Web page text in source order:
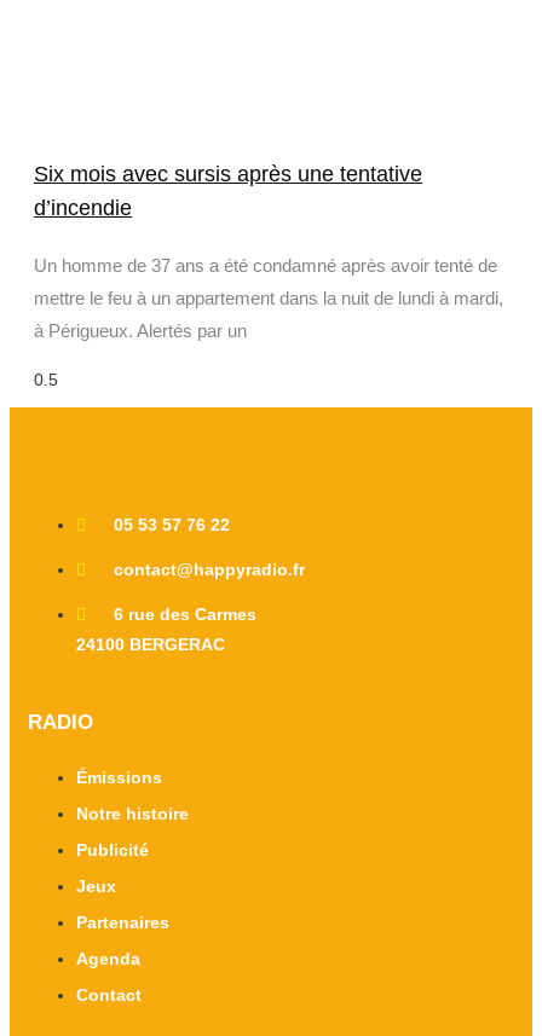
Six mois avec sursis après une tentative
d’incendie
Un homme de 37 ans a été condamné après avoir tenté de
mettre le feu à un appartement dans la nuit de lundi à mardi,
à Périgueux. Alertés par un
05 53 57 76 22
contact@happyradio.fr
6 rue des Carmes
24100 BERGERAC
RADIO
Émissions
Notre histoire
Publicité
Jeux
Partenaires
Agenda
Contact